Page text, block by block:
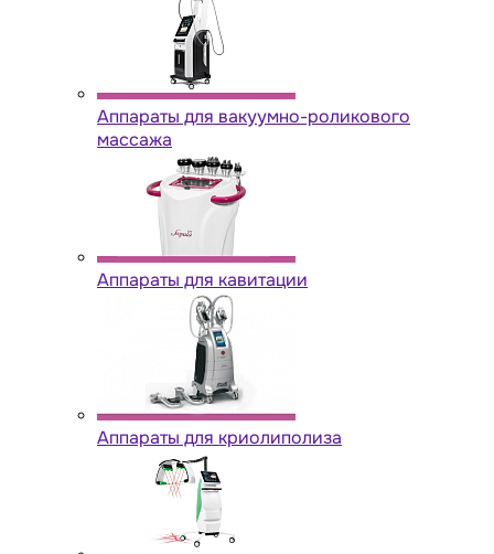
Аппараты для вакуумно-роликового
массажа
Аппараты для кавитации
Аппараты для криолиполиза